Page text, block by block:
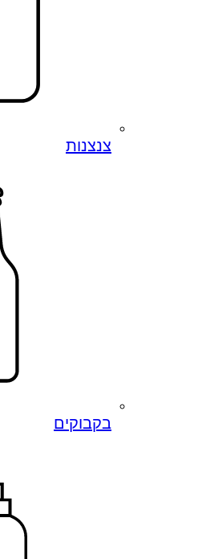
צנצנות
בקבוקים